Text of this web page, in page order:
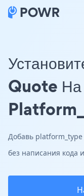
Quote
Добавь platform_type
без написания кода